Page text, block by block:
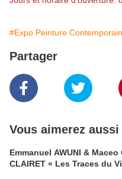
#Expo Peinture
Partager
Vous aimerez aussi
Emmanuel AWUNI & Maceo
CLAIRET « Les Traces du